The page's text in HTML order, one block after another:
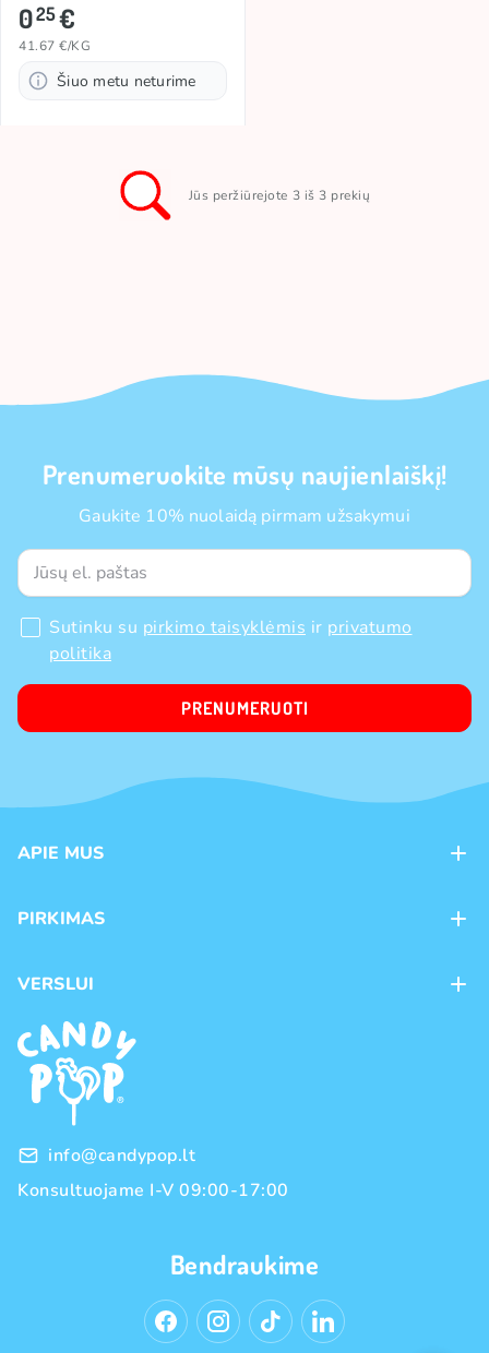
025€
41.67 €/KG
Šiuo metu neturime
Jūs peržiūrejote 3 iš 3 prekių
Prenumeruokite mūsų naujienlaiškį!
Gaukite 10% nuolaidą pirmam užsakymui
Sutinku su pirkimo taisyklėmis ir privatumo
politika
PRENUMERUOTI
APIE MUS
Kontaktai
Naujienos
Prekių ženklai
PIRKIMAS
Pristatymas
Prekių grąžinimas ir keitimas
Pirkimo taisyklės
Privatumo politika
VERSLUI
Franšizė
Didmeninė prekyba
info@candypop.lt
Konsultuojame I-V 09:00-17:00
Bendraukime